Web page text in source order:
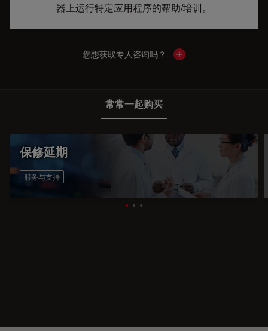
器上运行特定应用程序的帮助/培训。
您想获取专人咨询吗？ Show local contacts
常常一起购买
保修延期
服务与支持